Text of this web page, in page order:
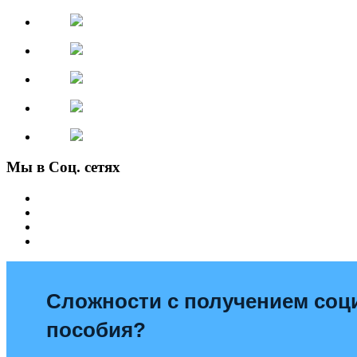
Мы в Соц. сетях
Сложности с получением
пособия?